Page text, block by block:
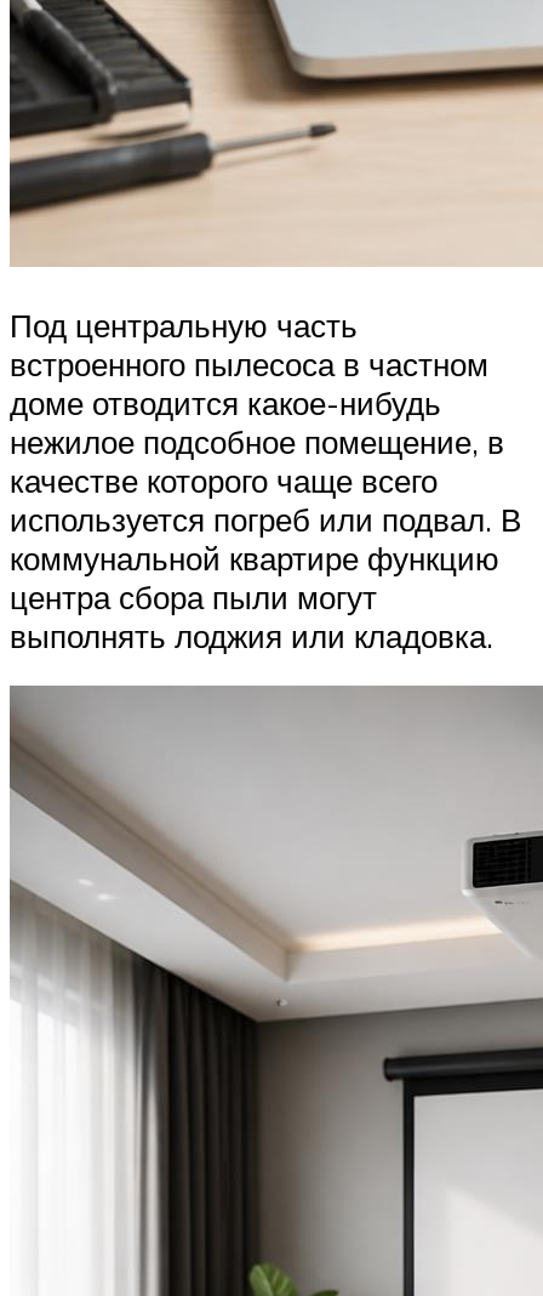
Под центральную часть
встроенного пылесоса в частном
доме отводится какое-нибудь
нежилое подсобное помещение, в
качестве которого чаще всего
используется погреб или подвал. В
коммунальной квартире функцию
центра сбора пыли могут
выполнять лоджия или кладовка.